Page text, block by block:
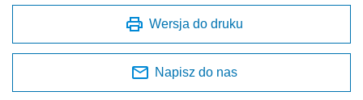
Wersja do druku
Napisz do nas